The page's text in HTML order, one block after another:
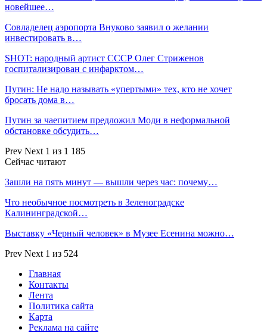
новейшее…
Совладелец аэропорта Внуково заявил о желании
инвестировать в…
SHOT: народный артист СССР Олег Стриженов
госпитализирован с инфарктом…
Путин: Не надо называть «упертыми» тех, кто не хочет
бросать дома в…
Путин за чаепитием предложил Моди в неформальной
обстановке обсудить…
Prev Next 1 из 1 185
Сейчас читают
Зашли на пять минут — вышли через час: почему…
Что необычное посмотреть в Зеленоградске
Калининградской…
Выставку «Черный человек» в Музее Есенина можно…
Prev Next 1 из 524
Главная
Контакты
Лента
Политика сайта
Карта
Реклама на сайте